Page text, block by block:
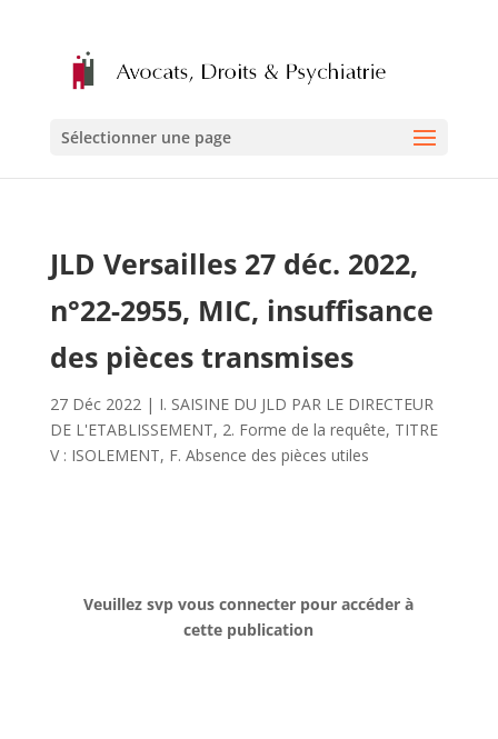
Sélectionner une page
JLD Versailles 27 déc. 2022,
n°22-2955, MIC, insuffisance
des pièces transmises
27 Déc 2022| I. SAISINE DU JLD PAR LE DIRECTEUR
DE L'ETABLISSEMENT, 2. Forme de la requête, TITRE
V : ISOLEMENT, F. Absence des pièces utiles
Veuillez svp vous connecter pour accéder à
cette publication